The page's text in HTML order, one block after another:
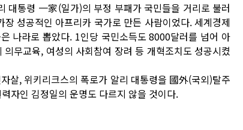
통령 一家(일가)의 부정 부패가 국민들을 거리로 불러
성공적인 아프리카 국가로 만든 사람이었다. 세계경제
나라로 뽑았다. 1인당 국민소득도 8000달러를 넘어 아
무교육, 여성의 사회참여 장려 등 개혁조치도 성공시켰
살, 위키리크스의 폭로가 알리 대통령을 國外(국외)탈주
자인 김정일의 운명도 다르지 않을 것이다.